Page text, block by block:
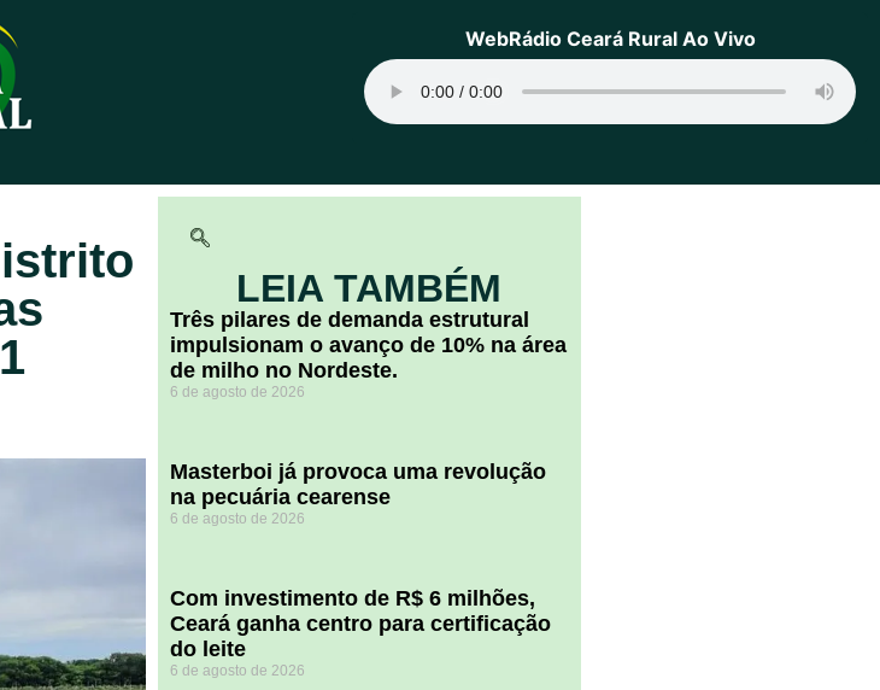
WebRádio Ceará Rural Ao Vivo
LEIA TAMBÉM
​Três pilares de demanda estrutural
impulsionam o avanço de 10% na área
de milho no Nordeste.
6 de agosto de 2026
Masterboi já provoca uma revolução
na pecuária cearense
6 de agosto de 2026
Com investimento de R$ 6 milhões,
Ceará ganha centro para certificação
do leite
6 de agosto de 2026